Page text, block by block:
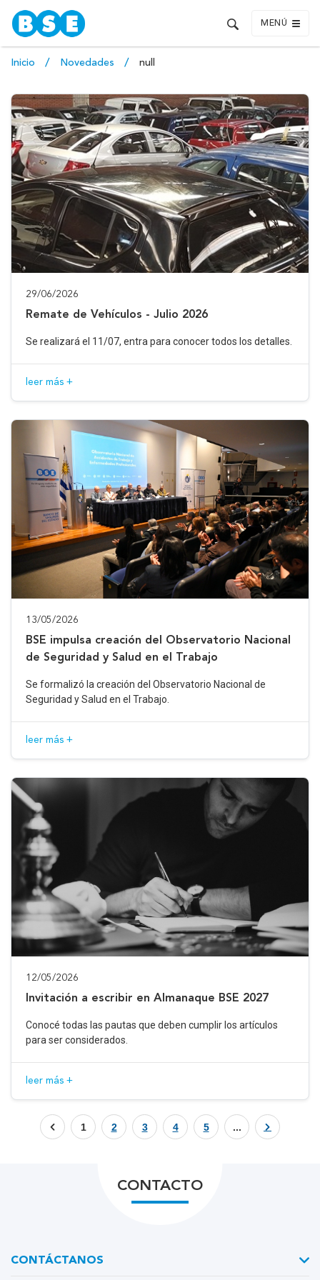
MENÚ
Inicio Novedades null
29/06/2026
Remate de Vehículos - Julio 2026
Se realizará el 11/07, entra para conocer todos los detalles.
leer más +
13/05/2026
BSE impulsa creación del Observatorio Nacional
de Seguridad y Salud en el Trabajo
Se formalizó la creación del Observatorio Nacional de
Seguridad y Salud en el Trabajo.
leer más +
12/05/2026
Invitación a escribir en Almanaque BSE 2027
Conocé todas las pautas que deben cumplir los artículos
para ser considerados.
leer más +
1 2 3 4 5 ...
CONTACTO
CONTÁCTANOS